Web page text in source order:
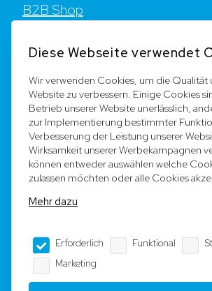
B2B Shop
Registrieren
Team
Rechtliche Hinweise
Impressum
Datenschutz
Diese Webseite verwendet
Wir verwenden Cookies, um die Qualität
Website zu verbessern. Einige Cookies
Betrieb unserer Website unerlässlich,
zur Implementierung bestimmter
Verbesserung der Leistung unserer
Wirksamkeit unserer Werbekampagnen
können entweder auswählen welche
zulassen möchten oder alle Cookies
Mehr dazu
Erforderlich Funktional
Marketing